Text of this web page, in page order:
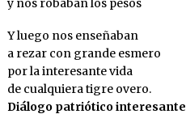
y nos robaban los pesos
Y luego nos enseñaban
a rezar con grande esmero
por la interesante vida
de cualquiera tigre overo.
Diálogo patriótico interesante